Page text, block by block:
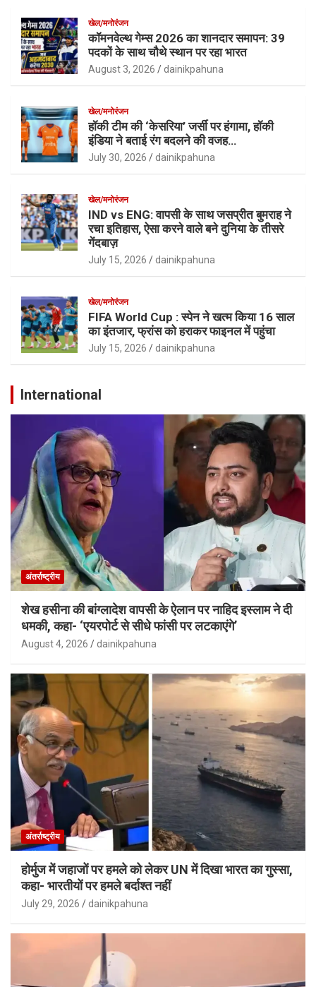
खेल/मनोरंजन
कॉमनवेल्थ गेम्स 2026 का शानदार समापन: 39
पदकों के साथ चौथे स्थान पर रहा भारत
August 3, 2026 dainikpahuna
खेल/मनोरंजन
हॉकी टीम की ‘केसरिया’ जर्सी पर हंगामा, हॉकी
इंडिया ने बताई रंग बदलने की वजह…
July 30, 2026 dainikpahuna
खेल/मनोरंजन
IND vs ENG: वापसी के साथ जसप्रीत बुमराह ने
रचा इतिहास, ऐसा करने वाले बने दुनिया के तीसरे
गेंदबाज़
July 15, 2026 dainikpahuna
खेल/मनोरंजन
FIFA World Cup : स्पेन ने खत्म किया 16 साल
का इंतजार, फ्रांस को हराकर फाइनल में पहुंचा
July 15, 2026 dainikpahuna
International
अंतर्राष्ट्रीय
शेख हसीना की बांग्लादेश वापसी के ऐलान पर नाहिद इस्लाम ने दी
धमकी, कहा- ‘एयरपोर्ट से सीधे फांसी पर लटकाएंगे’
August 4, 2026 dainikpahuna
अंतर्राष्ट्रीय
होर्मुज में जहाजों पर हमले को लेकर UN में दिखा भारत का गुस्सा,
कहा- भारतीयों पर हमले बर्दाश्त नहीं
July 29, 2026 dainikpahuna